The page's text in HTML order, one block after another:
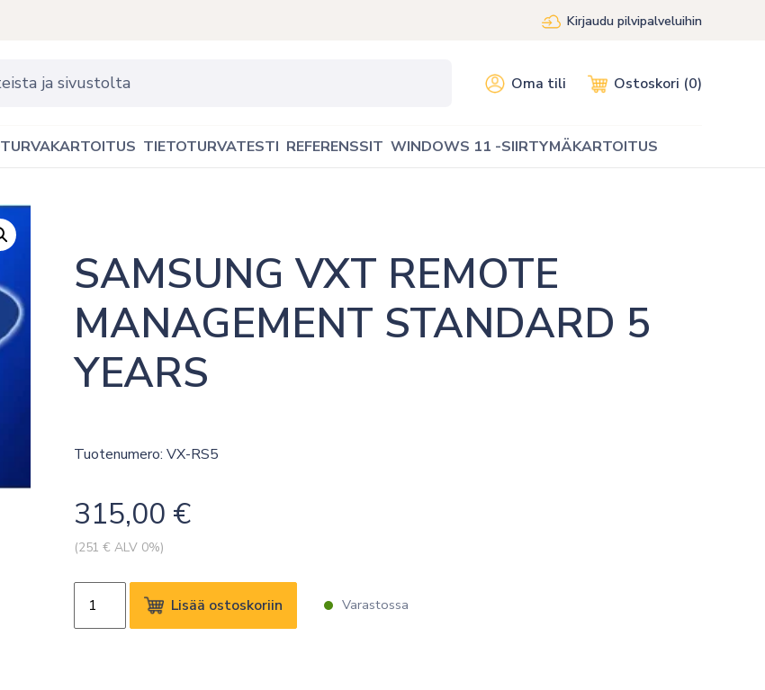
Kirjaudu pilvipalveluihin
Oma tili Ostoskori (0)
TIETOTURVATESTI REFERENSSIT WINDOWS 11 -SIIRTYMÄKARTOITUS
SAMSUNG VXT REMOTE
MANAGEMENT STANDARD 5
YEARS
Tuotenumero: VX-RS5
315,00 €
(251 € ALV 0%)
Varastossa
SAMSUNG
VXT
Lisää ostoskoriin